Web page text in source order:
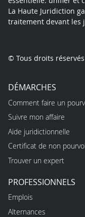
La Haute Juridiction
traitement devant les
© Tous droits réservés
DÉMARCHES
Comment faire un
Suivre mon affaire
Aide juridictionnelle
Certificat de non pourvoi
Trouver un expert
PROFESSIONNELS
Emplois
Alternances